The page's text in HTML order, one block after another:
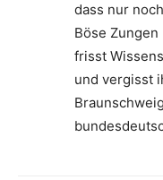
dass nur
Böse Zungen
frisst
und vergisst